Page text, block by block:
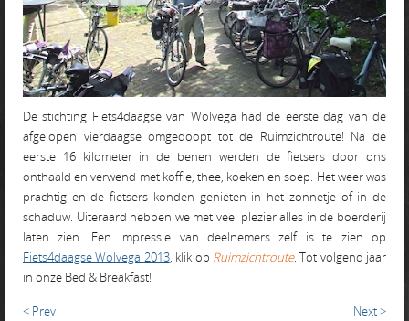
De stichting Fiets4daagse van Wolvega had de eerste dag van de
afgelopen vierdaagse omgedoopt tot de Ruimzichtroute! Na de
eerste 16 kilometer in de benen werden de fietsers door ons
onthaald en verwend met koffie, thee, koeken en soep. Het weer was
prachtig en de fietsers konden genieten in het zonnetje of in de
schaduw. Uiteraard hebben we met veel plezier alles in de boerderij
laten zien. Een impressie van deelnemers zelf is te zien op
Fiets4daagse Wolvega 2013, klik op Ruimzichtroute. Tot volgend jaar
in onze Bed & Breakfast!
< Prev Next >